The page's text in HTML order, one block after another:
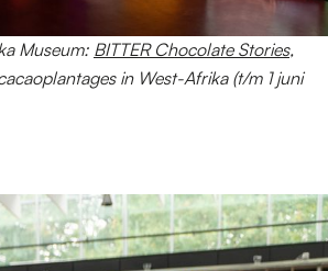
Museum: BITTER Chocolate Stories,
in West-Afrika (t/m 1 juni